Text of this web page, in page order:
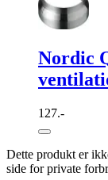
Nordic
127.-
Dette produkt er
side for private